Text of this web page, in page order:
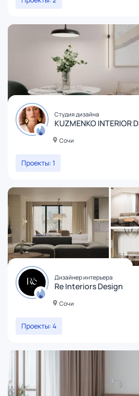
Студия дизайна
KUZMENKO INTERIOR
Сочи
Проекты: 1
Дизайнер интерьера
Re Interiors Design
Сочи
Проекты: 4